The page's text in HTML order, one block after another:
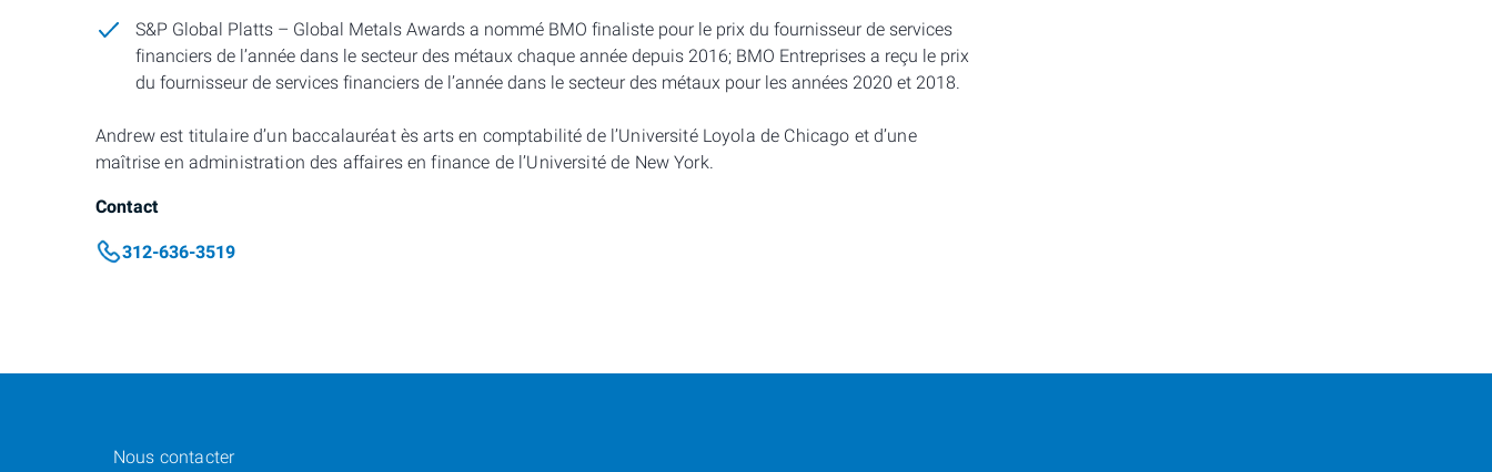
S&P Global Platts – Global Metals Awards a nommé BMO finaliste pour le prix du fournisseur de services
financiers de l’année dans le secteur des métaux chaque année depuis 2016; BMO Entreprises a reçu le prix
du fournisseur de services financiers de l’année dans le secteur des métaux pour les années 2020 et 2018.
Andrew est titulaire d’un baccalauréat ès arts en comptabilité de l’Université Loyola de Chicago et d’une
maîtrise en administration des affaires en finance de l’Université de New York.
Contact
312-636-3519
Nous contacter